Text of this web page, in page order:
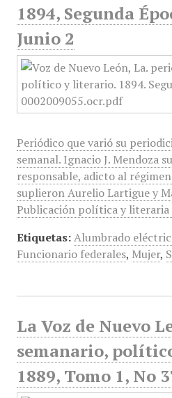
1894, Segunda
Junio 2
Periódico que varió su
semanal. Ignacio J. Mendoza
responsable, adicto al
suplieron Aurelio Lartigue y
Publicación política y
Etiquetas: Alumbrado
Funcionario federales, Mujer,
La Voz de Nuevo
semanario,
1889, Tomo 1, No